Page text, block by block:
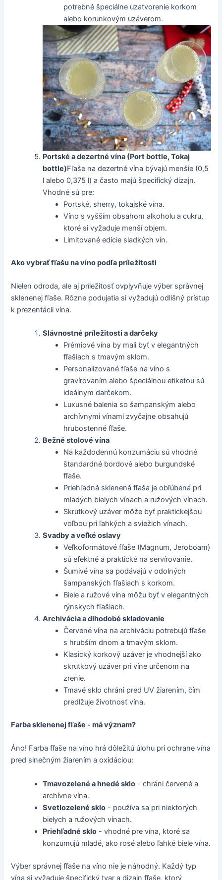
potrebné špeciálne uzatvorenie korkom
alebo korunkovým uzáverom.
Portské a dezertné vína (Port bottle, Tokaj
bottle)Fľaše na dezertné vína bývajú menšie (0,5
l alebo 0,375 l) a často majú špecifický dizajn.
Vhodné sú pre:
Portské, sherry, tokajské vína.
Víno s vyšším obsahom alkoholu a cukru,
ktoré si vyžaduje menší objem.
Limitované edície sladkých vín.
Ako vybrať fľašu na víno podľa príležitosti
Nielen odroda, ale aj príležitosť ovplyvňuje výber správnej
sklenenej fľaše. Rôzne podujatia si vyžadujú odlišný prístup
k prezentácii vína.
Slávnostné príležitosti a darčeky
Prémiové vína by mali byť v elegantných
fľašiach s tmavým sklom.
Personalizované fľaše na víno s
gravírovaním alebo špeciálnou etiketou sú
ideálnym darčekom.
Luxusné balenia so šampanským alebo
archívnymi vínami zvyčajne obsahujú
hrubostenné fľaše.
Bežné stolové vína
Na každodennú konzumáciu sú vhodné
štandardné bordové alebo burgundské
fľaše.
Priehľadná sklenená fľaša je obľúbená pri
mladých bielych vínach a ružových vínach.
Skrutkový uzáver môže byť praktickejšou
voľbou pri ľahkých a sviežich vínach.
Svadby a veľké oslavy
Veľkoformátové fľaše (Magnum, Jeroboam)
sú efektné a praktické na servírovanie.
Šumivé vína sa podávajú v odolných
šampanských fľašiach s korkom.
Biele a ružové vína môžu byť v elegantných
rýnskych fľašiach.
Archivácia a dlhodobé skladovanie
Červené vína na archiváciu potrebujú fľaše
s hrubším dnom a tmavým sklom.
Klasický korkový uzáver je vhodnejší ako
skrutkový uzáver pri víne určenom na
zrenie.
Tmavé sklo chráni pred UV žiarením, čím
predlžuje životnosť vína.
Farba sklenenej fľaše - má význam?
Áno! Farba fľaše na víno hrá dôležitú úlohu pri ochrane vína
pred slnečným žiarením a oxidáciou:
Tmavozelené a hnedé sklo - chráni červené a
archívne vína.
Svetlozelené sklo - používa sa pri niektorých
bielych a ružových vínach.
Priehľadné sklo - vhodné pre vína, ktoré sa
konzumujú mladé, ako rosé alebo ľahké biele vína.
Výber správnej fľaše na víno nie je náhodný. Každý typ
vína si vyžaduje špecifický tvar a dizajn fľaše, ktorý